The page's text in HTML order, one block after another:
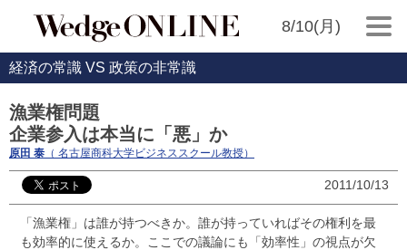
8/10(月)
経済の常識 VS 政策の非常識
漁業権問題
企業参入は本当に「悪」か
原田 泰 （ 名古屋商科大学ビジネススクール教授）
2011/10/13
「漁業権」は誰が持つべきか。誰が持っていればその権利を最
も効率的に使えるか。ここでの議論にも「効率性」の視点が欠